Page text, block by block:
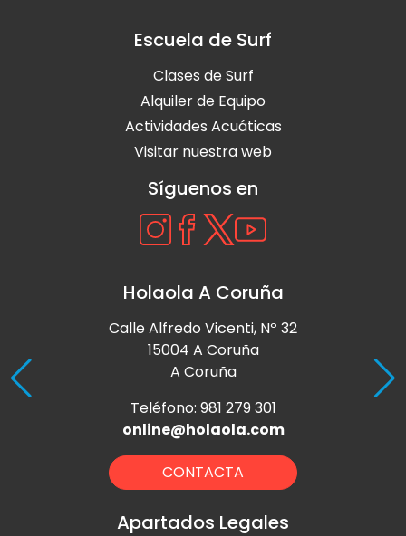
Escuela de Surf
Clases de Surf
Alquiler de Equipo
Actividades Acuáticas
Visitar nuestra web
Síguenos en
Holaola A Coruña
Calle Alfredo Vicenti, Nº 32
15004 A Coruña
A Coruña
Teléfono: 981 279 301
online@holaola.com
CONTACTA
Apartados Legales